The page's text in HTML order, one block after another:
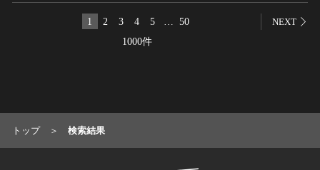
1000件
1 2 3 4 5 50 NEXT
天然保護区域
港町
農・山村集落
トップ 検索結果